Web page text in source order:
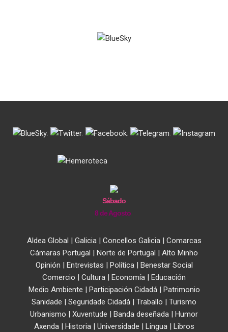
. . . .
Sábado
8 de Agosto
Aldea Global | Galicia| Concellos Galicia| Comarcas
Cámaras Portugal | Norte de Portugal | Alto Minho
Opinión | Entrevistas | Política| Benestar Social
Comercio | Cultura | Economía | Educación
Medio Ambiente | Participación Cidadá| Patrimonio
Sanidade | Seguridade Cidadá | Traballo | Turismo
Urbanismo | Xuventude | Banda deseñada | Humor
Axenda| Historia| Universidade | Lingua| Libros